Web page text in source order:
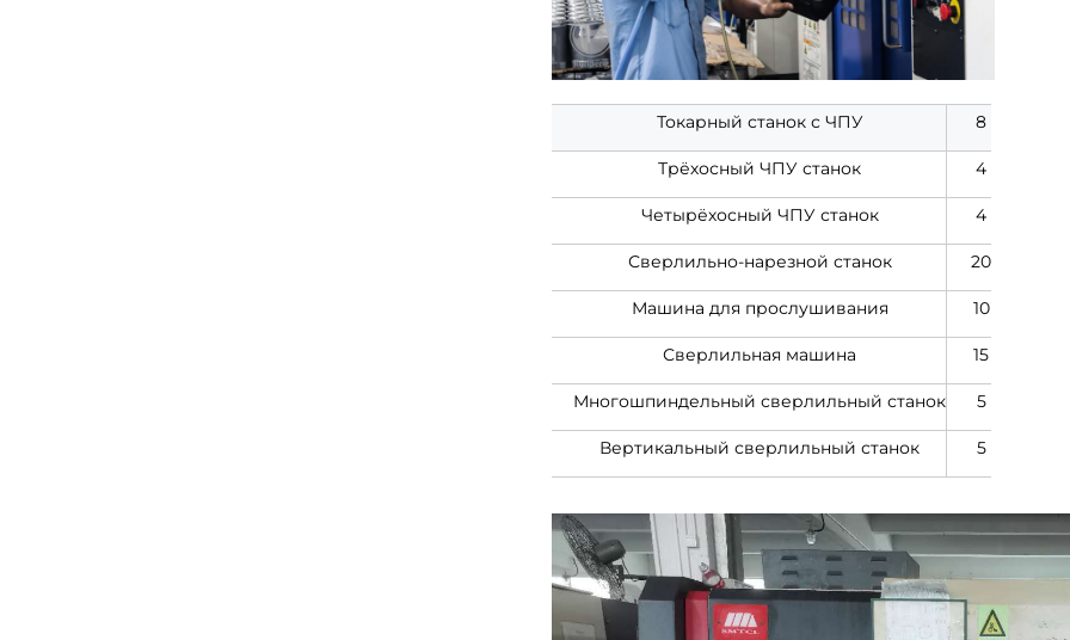
Токарный станок с ЧПУ 8
Трёхосный ЧПУ станок 4
Четырёхосный ЧПУ станок 4
Сверлильно-нарезной станок 20
Машина для прослушивания 10
Сверлильная машина 15
Многошпиндельный сверлильный станок 5
Вертикальный сверлильный станок 5